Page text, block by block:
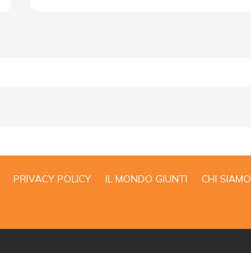
PRIVACY POLICY IL MONDO GIUNTI CHI SIAMO